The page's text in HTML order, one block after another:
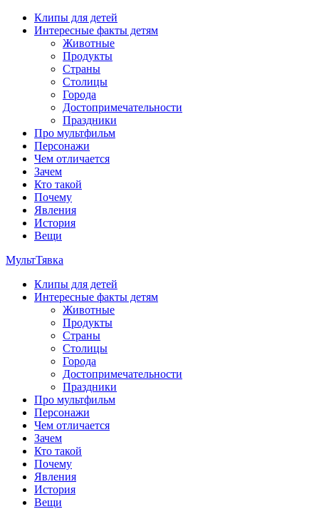
Перейти
содержимому
Клипы для детей
Интересные факты детям
Животные
Продукты
Страны
Столицы
Города
Достопримечательности
Праздники
Про мультфильм
Персонажи
Чем отличается
Зачем
Кто такой
Почему
Явления
История
Вещи
МультТявка
интересные факты про страны, столицы и города, клипы из
мультфильмов, мульт-клипы, песни из мультиков, детские
клипы, интересные факты о мультфильмах и про персонажей
мультфильмов
Клипы для детей
Интересные факты детям
Животные
Продукты
Страны
Столицы
Города
Достопримечательности
Праздники
Про мультфильм
Персонажи
Чем отличается
Зачем
Кто такой
Почему
Явления
История
Вещи